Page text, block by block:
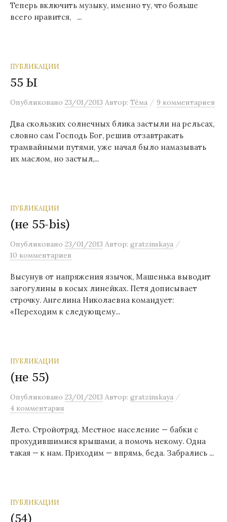
Теперь включить музыку, именно ту, что больше
всего нравится, ...
ПУБЛИКАЦИИ
55 Ы
Опубликовано 23/01/2013 Автор: Тёма / 9 комментариев
Два скользких солнечных блика застыли на рельсах,
словно сам Господь Бог, решив отзавтракать
трамвайными путями, уже начал было намазывать
их маслом, но застыл,...
ПУБЛИКАЦИИ
(не 55-bis)
Опубликовано 23/01/2013 Автор: gratzinskaya /
10 комментариев
Высунув от напряжения язычок, Машенька выводит
загогулины в косых линейках. Петя дописывает
строчку. Ангелина Николаевна командует:
«Переходим к следующему...
ПУБЛИКАЦИИ
(не 55)
Опубликовано 23/01/2013 Автор: gratzinskaya /
4 комментария
Лето. Стройотряд. Местное население — бабки с
прохудившимися крышами, а помочь некому. Одна
такая — к нам. Приходим — впрямь, беда. Забрались ...
ПУБЛИКАЦИИ
(54)